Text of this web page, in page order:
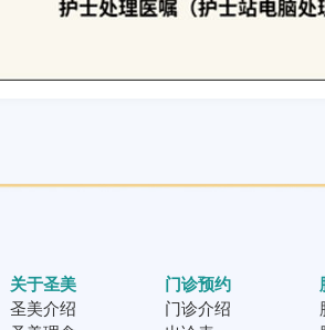
关于圣美
圣美介绍
门诊预约
门诊介绍